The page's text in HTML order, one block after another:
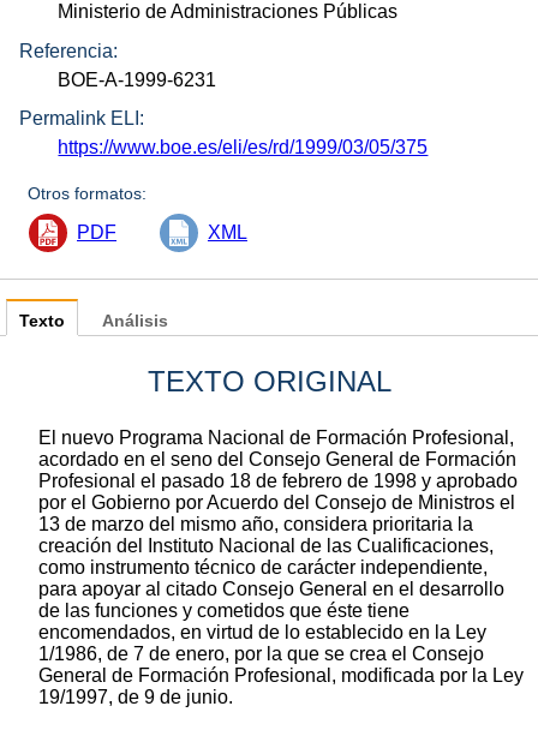
Ministerio de Administraciones Públicas
Referencia:
BOE-A-1999-6231
Permalink ELI:
https://www.boe.es/eli/es/rd/1999/03/05/375
Otros formatos:
PDF XML
Texto
TEXTO ORIGINAL
El nuevo Programa Nacional de Formación Profesional,
acordado en el seno del Consejo General de Formación
Profesional el pasado 18 de febrero de 1998 y aprobado
por el Gobierno por Acuerdo del Consejo de Ministros el
13 de marzo del mismo año, considera prioritaria la
creación del Instituto Nacional de las Cualificaciones,
como instrumento técnico de carácter independiente,
para apoyar al citado Consejo General en el desarrollo
de las funciones y cometidos que éste tiene
encomendados, en virtud de lo establecido en la Ley
1/1986, de 7 de enero, por la que se crea el Consejo
General de Formación Profesional, modificada por la Ley
19/1997, de 9 de junio.
Análisis